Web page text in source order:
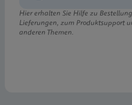
Hier erhalten Sie Hilfe zu
Lieferungen, zum Produktsupport
anderen Themen.